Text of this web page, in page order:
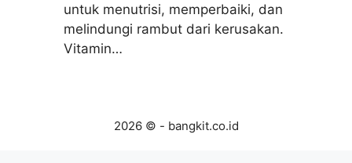
untuk menutrisi, memperbaiki, dan
melindungi rambut dari kerusakan.
Vitamin…
2026 © - bangkit.co.id